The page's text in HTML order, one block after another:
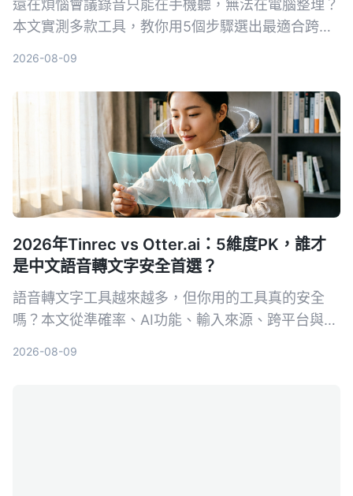
還在煩惱會議錄音只能在手機聽，無法在電腦整理？
本文實測多款工具，教你用5個步驟選出最適合跨裝
2026-08-09
2026年Tinrec vs Otter.ai：5維度PK，誰才
是中文語音轉文字安全首選？
語音轉文字工具越來越多，但你用的工具真的安全
嗎？本文從準確率、AI功能、輸入來源、跨平台與數
2026-08-09